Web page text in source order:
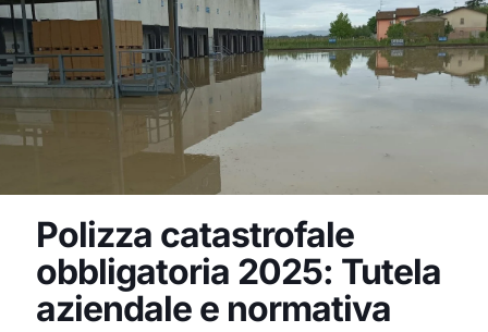
Polizza catastrofale
obbligatoria 2025: Tutela
aziendale e normativa